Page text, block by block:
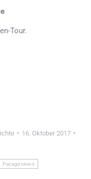
Tour.
16. Oktober 2017
Patagoninen